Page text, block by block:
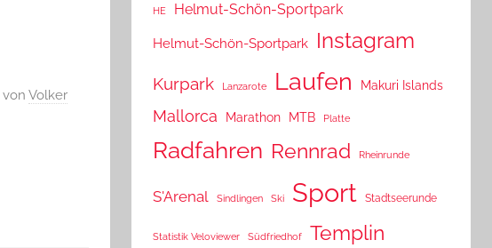
vonVolker
HE Helmut-Schön-Sportpark
Helmut-Schön-Sportpark Instagram
Kurpark Lanzarote Laufen Makuri Islands
Mallorca Marathon MTB Platte
Radfahren Rennrad Rheinrunde
S'Arenal Sindlingen Ski Sport Stadtseerunde
Statistik Veloviewer Südfriedhof Templin